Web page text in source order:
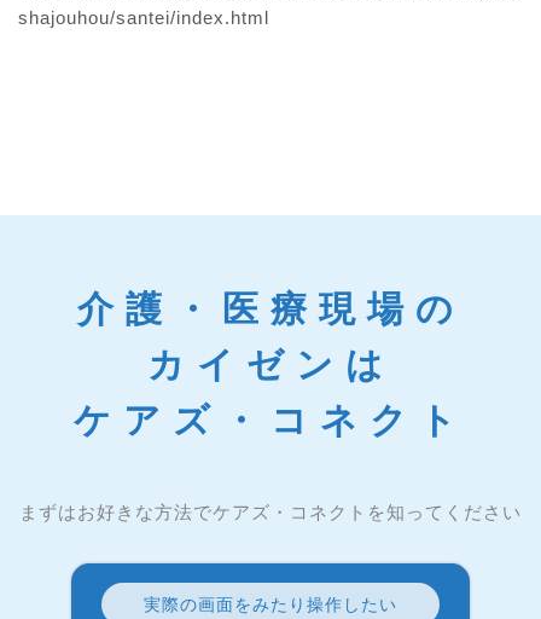
shajouhou/santei/index.html
介護・医療現場の
カイゼンは
ケアズ・コネクト
まずはお好きな方法でケアズ・コネクトを知ってください
実際の画面をみたり操作したい